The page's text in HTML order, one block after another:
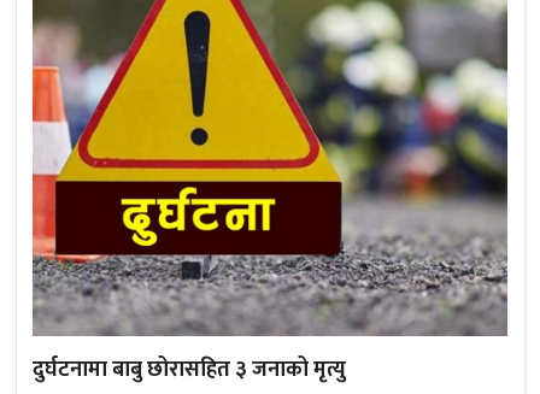
दुर्घटनामा बाबु छोरासहित ३ जनाको मृत्यु